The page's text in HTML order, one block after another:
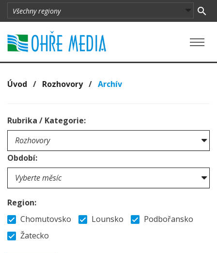
Úvod / Rozhovory/ Archív
Rubrika / Kategorie:
Období:
Region:
Chomutovsko
Lounsko
Podbořansko
Žatecko